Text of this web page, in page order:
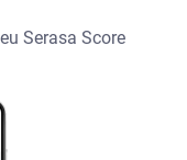
Serasa Score